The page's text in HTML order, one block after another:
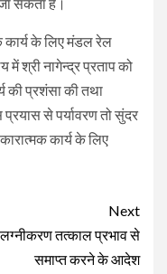
कार्य के लिए मंडल रेल
में श्री नागेन्द्र प्रताप को
की प्रशंसा की तथा
से पर्यावरण तो सुंदर
कार्य के लिए
Next
तत्काल प्रभाव से
समाप्त करने के आदेश